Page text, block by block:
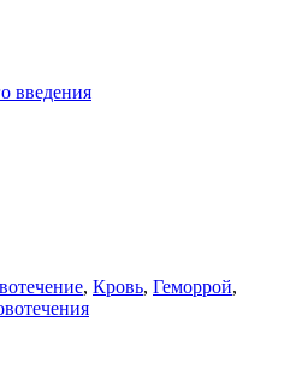
введения
, Кровь, Геморрой,